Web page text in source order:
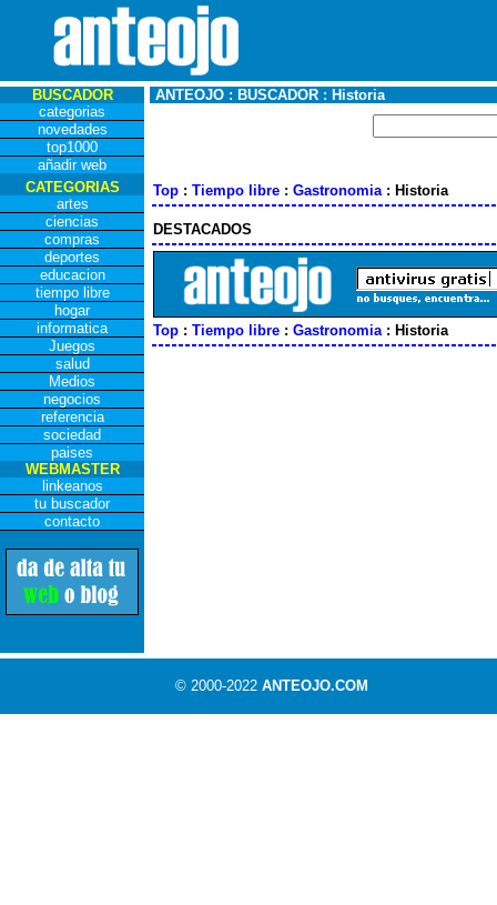
BUSCADOR
categorias
novedades
top1000
añadir web
ANTEOJO : BUSCADOR : Historia
CATEGORIAS
artes
ciencias
compras
deportes
educacion
tiempo libre
hogar
informatica
Juegos
salud
Medios
negocios
referencia
sociedad
paises
WEBMASTER
linkeanos
tu buscador
contacto
Top : Tiempo libre : Gastronomia: Historia
DESTACADOS
Top : Tiempo libre : Gastronomia: Historia
© 2000-2022 ANTEOJO.COM